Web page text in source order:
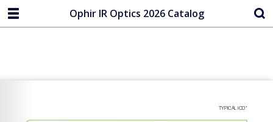
Ophir IR Optics 2026 Catalog